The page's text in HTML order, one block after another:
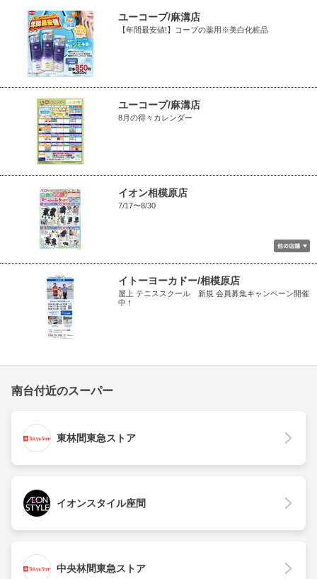
ユーコープ/麻溝店
【年間最安値!】コープの薬用※美白化粧品
ユーコープ/麻溝店
8月の得々カレンダー
イオン相模原店
7/17〜8/30
イトーヨーカドー/相模原店
屋上 テニススクール 新規 会員募集キャンペーン開催
中！
南台付近のスーパー
東林間東急ストア
イオンスタイル座間
中央林間東急ストア